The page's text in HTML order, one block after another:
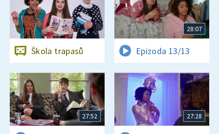
Škola trapasů
28:07
Epizoda 13/13
27:52 27:28